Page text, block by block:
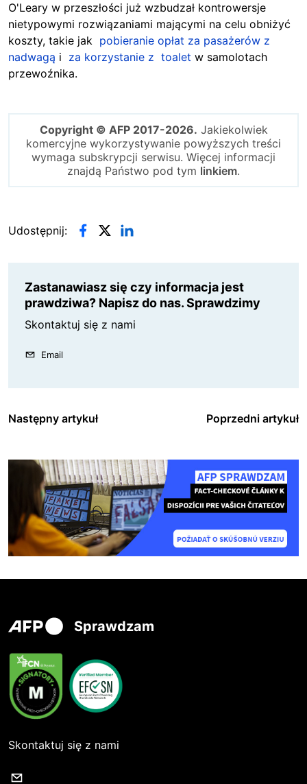
O'Leary w przeszłości już wzbudzał kontrowersje
nietypowymi rozwiązaniami mającymi na celu obniżyć
koszty, takie jak pobieranie opłat za pasażerów z
nadwagą i za korzystanie z toalet w samolotach
przewoźnika.
Copyright © AFP 2017-2026. Jakiekolwiek
komercyjne wykorzystywanie powyższych treści
wymaga subskrypcji serwisu. Więcej informacji
znajdą Państwo pod tym linkiem.
Udostępnij:
Zastanawiasz się czy informacja jest
prawdziwa? Napisz do nas. Sprawdzimy
Skontaktuj się z nami
Email
Następny artykuł Poprzedni artykuł
Sprawdzam
Skontaktuj się z nami